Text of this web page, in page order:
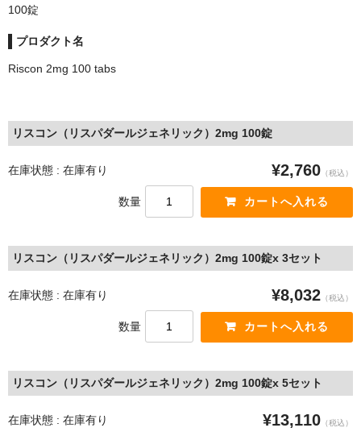
100錠
プロダクト名
Riscon 2mg 100 tabs
リスコン（リスパダールジェネリック）2mg 100錠
在庫状態 : 在庫有り ¥2,760 （税込）
数量
リスコン（リスパダールジェネリック）2mg 100錠x 3セット
在庫状態 : 在庫有り ¥8,032 （税込）
数量
リスコン（リスパダールジェネリック）2mg 100錠x 5セット
在庫状態 : 在庫有り ¥13,110 （税込）